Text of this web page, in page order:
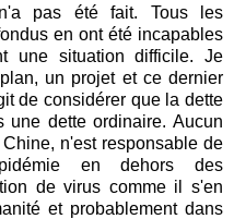
pas été fait. Tous les
en ont été incapables
une situation difficile. Je
un projet et ce dernier
de considérer que la dette
dette ordinaire. Aucun
n'est responsable de
en dehors des
de virus comme il s'en
et probablement dans